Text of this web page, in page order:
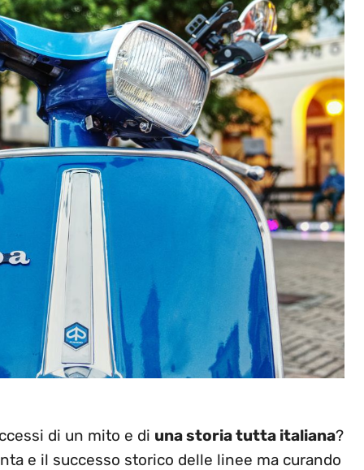
di un mito e di una storia tutta italiana?
e il successo storico delle linee ma curando